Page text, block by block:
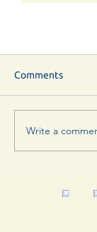
Comments
Write a